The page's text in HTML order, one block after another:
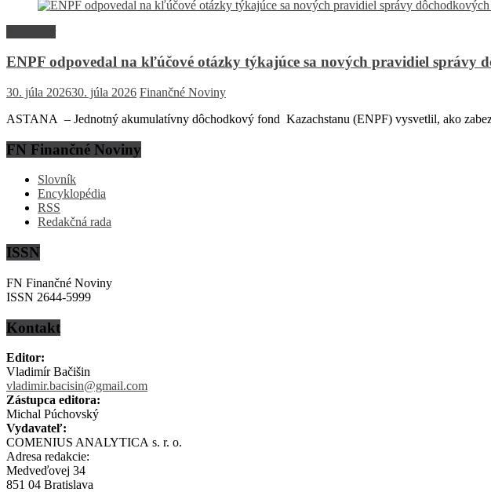
ENPF odpovedal na kľúčové otázky týkajúce sa nových pravidiel správy
30. júla 202630. júla 2026 Finančné Noviny
ASTANA – Jednotný akumulatívny dôchodkový fond Kazachstanu (ENPF) vysvetlil, ako
FN Finančné Noviny
Slovník
Encyklopédia
RSS
Redakčná rada
ISSN
FN Finančné Noviny
ISSN 2644-5999
Kontakt
Editor:
Vladimír Bačišin
vladimir.bacisin@gmail.com
Zástupca editora:
Michal Púchovský
Vydavateľ:
COMENIUS ANALYTICA s. r. o.
Adresa redakcie:
Medveďovej 34
851 04 Bratislava